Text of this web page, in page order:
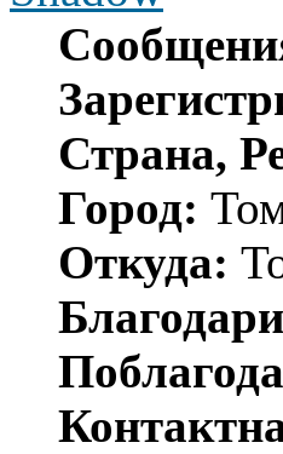
Страна,
Город:
Откуда: